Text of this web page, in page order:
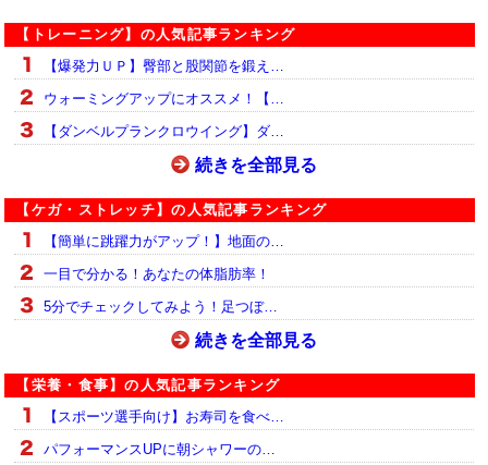
【トレーニング】の人気記事ランキング
【爆発力ＵＰ】臀部と股関節を鍛え…
ウォーミングアップにオススメ！【…
【ダンベルプランクロウイング】ダ…
続きを全部見る
【ケガ・ストレッチ】の人気記事ランキング
【簡単に跳躍力がアップ！】地面の…
一目で分かる！あなたの体脂肪率！
5分でチェックしてみよう！足つぼ…
続きを全部見る
【栄養・食事】の人気記事ランキング
【スポーツ選手向け】お寿司を食べ…
パフォーマンスUPに朝シャワーの…